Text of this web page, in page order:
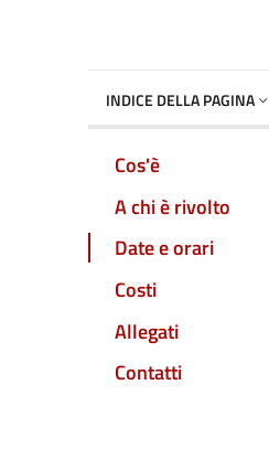
INDICE DELLA PAGINA
Cos'è
A chi è rivolto
Date e orari
Costi
Allegati
Contatti